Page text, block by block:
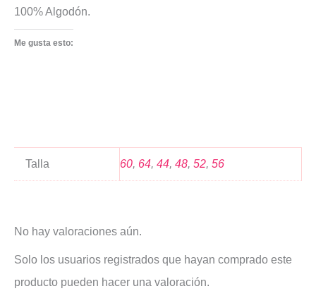
100% Algodón.
Me gusta esto:
Talla 60, 64, 44, 48, 52, 56
No hay valoraciones aún.
Solo los usuarios registrados que hayan comprado este
producto pueden hacer una valoración.